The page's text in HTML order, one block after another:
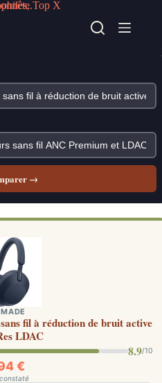
→
fil à réduction de bruit active
LDAC
8.9/10
€